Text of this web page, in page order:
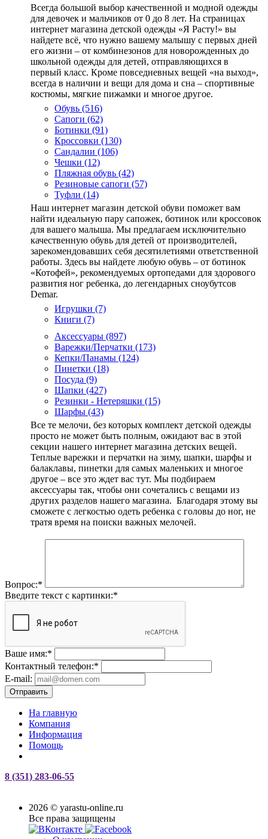
Всегда большой выбор качественной и модной одежды
для девочек и мальчиков от 0 до 8 лет. На страницах
интернет магазина детской одежды «Я Расту!» вы
найдете всё, что нужно вашему малышу с первых дней
его жизни – от комбинезонов для новорожденных до
школьной одежды для детей, отправляющихся в
первый класс. Кроме повседневных вещей «на выход»,
всегда в наличии и вещи для дома и сна – спортивные
костюмы, мягкие пижамки и многое другое.
Обувь (516)
Сапоги (62)
Ботинки (91)
Кроссовки (130)
Сандалии (106)
Чешки (12)
Пляжная обувь (42)
Резиновые сапоги (57)
Туфли (14)
Наш интернет магазин детской обуви поможет вам
найти идеальную пару сапожек, ботинок или кроссовок
для вашего малыша. Мы предлагаем исключительно
качественную обувь для детей от производителей,
зарекомендовавших себя десятилетиями ответственной
работы. Здесь вы найдете любую обувь – от ботинок
«Котофей», рекомендуемых ортопедами для здорового
развития ног ребенка, до легендарных сноубутсов
Demar.
Игрушки (7)
Книги (7)
Аксессуары (897)
Варежки/Перчатки (173)
Кепки/Панамы (124)
Пинетки (18)
Посуда (9)
Шапки (427)
Резинки - Нетеряшки (15)
Шарфы (43)
Все те мелочи, без которых комплект детской одежды
просто не может быть полным, ожидают вас в этой
секции нашего интернет магазина детских вещей.
Теплые варежки и перчатки на зиму, шапки, шарфы и
балаклавы, пинетки для самых маленьких и многое
другое – все это ждет вас тут. Мы подбираем
аксессуары так, чтобы они сочетались с вещами из
других разделов нашего магазина. Благодаря этому вы
сможете с легкостью одеть ребенка с головы до ног, не
тратя время на поиски важных мелочей.
Вопрос:*
Введите текст с картинки:*
Ваше имя:*
Контактный телефон:*
E-mail:
Отправить
На главную
Компания
Информация
Помощь
8 (351) 283-06-55
2026 © yarastu-online.ru
Все права защищены